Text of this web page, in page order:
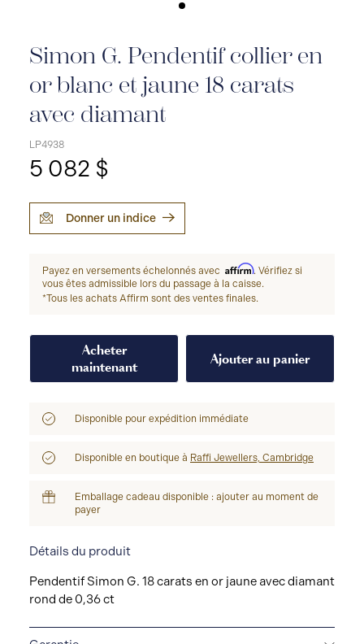
Simon G. Pendentif collier en
or blanc et jaune 18 carats
avec diamant
LP4938
5 082 $
Donner un indice
Payez en versements échelonnés avec Affirm. Vérifiez si
vous êtes admissible lors du passage à la caisse.
*Tous les achats Affirm sont des ventes finales.
Acheter
maintenant
Ajouter au panier
Disponible pour expédition immédiate
Disponible en boutique à Raffi Jewellers, Cambridge
Emballage cadeau disponible : ajouter au moment de
payer
Détails du produit
Pendentif Simon G. 18 carats en or jaune avec diamant
rond de 0,36 ct